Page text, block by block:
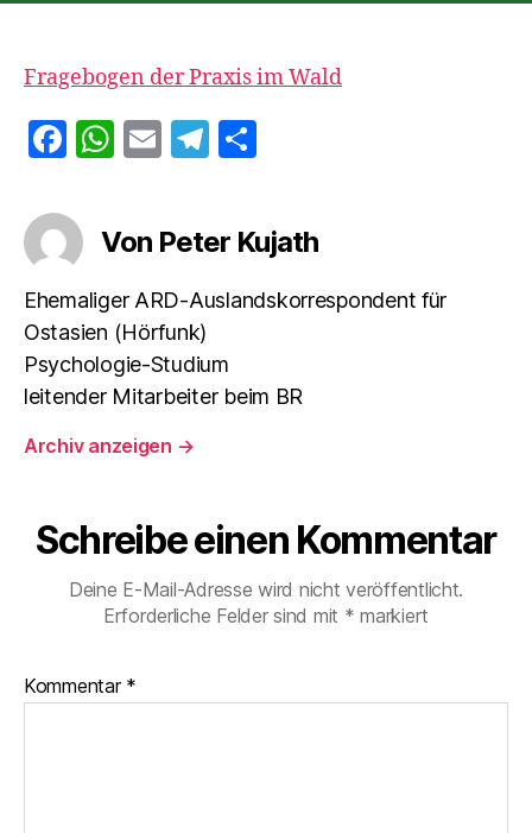
Fragebogen der Praxis im Wald
F
c
e
b
o
o
k
W
s
A
p
p
E
l
T
gr
a
n
Von Peter Kujath
Ehemaliger ARD-Auslandskorrespondent für
Ostasien (Hörfunk)
Psychologie-Studium
leitender Mitarbeiter beim BR
Archiv anzeigen →
Schreibe einen Kommentar
Deine E-Mail-Adresse wird nicht veröffentlicht.
Erforderliche Felder sind mit * markiert
Kommentar *